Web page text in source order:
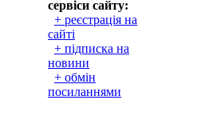
сервіси сайту:
+ реєстрація на
сайті
+ підписка на
новини
+ обмін
посиланнями